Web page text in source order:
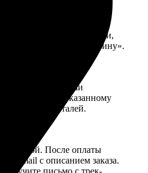
выберите тип продукции,
«Добавить в корзину».
к печати наши
с Вами по указанному
деталей.
картой. После оплаты
email с описанием заказа.
письмо с трек-